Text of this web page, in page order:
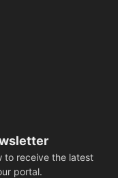
to receive the latest
portal.